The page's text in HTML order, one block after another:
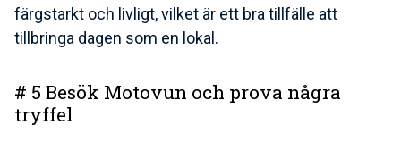
färgstarkt och livligt, vilket är ett bra tillfälle att
tillbringa dagen som en lokal.
# 5 Besök Motovun och prova några
tryffel